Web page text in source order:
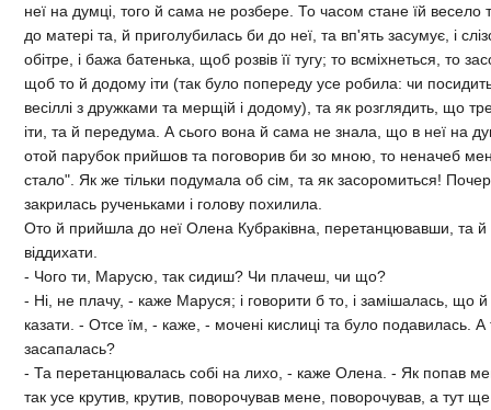
неї на думцi, того й сама не розбере. То часом стане їй весело
до матерi та, й приголубилась би до неї, та вп'ять засумує, i
обiтре, i бажа батенька, щоб розвiв її тугу; то всмiхнеться, то
щоб то й додому iти (так було попереду усе робила: чи
весiллi з дружками та мерщiй i додому), та як розглядить, що
iти, та й передума. А сього вона й сама не знала, що в неї на
отой парубок прийшов та поговорив би зо мною, то неначеб
стало". Як же тiльки подумала об сiм, та як засоромиться!
закрилась рученьками i голову похилила.
Ото й прийшла до неї Олена Кубракiвна, перетанцювавши, та й
вiддихати.
- Чого ти, Марусю, так сидиш? Чи плачеш, чи що?
- Нi, не плачу, - каже Маруся; i говорити б то, i замiшалась, що
казати. - Отсе їм, - каже, - моченi кислицi та було подавилась. А
засапалась?
- Та перетанцювалась собi на лихо, - каже Олена. - Як попав
так усе крутив, крутив, поворочував мене, поворочував, а тут